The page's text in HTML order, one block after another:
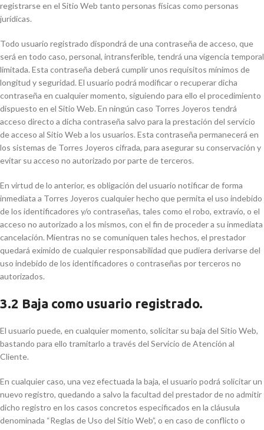
registrarse en el Sitio Web tanto personas físicas como personas
jurídicas.
Todo usuario registrado dispondrá de una contraseña de acceso, que
será en todo caso, personal, intransferible, tendrá una vigencia temporal
limitada. Esta contraseña deberá cumplir unos requisitos mínimos de
longitud y seguridad. El usuario podrá modificar o recuperar dicha
contraseña en cualquier momento, siguiendo para ello el procedimiento
dispuesto en el Sitio Web. En ningún caso Torres Joyeros tendrá
acceso directo a dicha contraseña salvo para la prestación del servicio
de acceso al Sitio Web a los usuarios. Esta contraseña permanecerá en
los sistemas de Torres Joyeros cifrada, para asegurar su conservación y
evitar su acceso no autorizado por parte de terceros.
En virtud de lo anterior, es obligación del usuario notificar de forma
inmediata a Torres Joyeros cualquier hecho que permita el uso indebido
de los identificadores y/o contraseñas, tales como el robo, extravío, o el
acceso no autorizado a los mismos, con el fin de proceder a su inmediata
cancelación. Mientras no se comuniquen tales hechos, el prestador
quedará eximido de cualquier responsabilidad que pudiera derivarse del
uso indebido de los identificadores o contraseñas por terceros no
autorizados.
3.2 Baja como usuario registrado.
El usuario puede, en cualquier momento, solicitar su baja del Sitio Web,
bastando para ello tramitarlo a través del Servicio de Atención al
Cliente.
En cualquier caso, una vez efectuada la baja, el usuario podrá solicitar un
nuevo registro, quedando a salvo la facultad del prestador de no admitir
dicho registro en los casos concretos especificados en la cláusula
denominada “Reglas de Uso del Sitio Web”, o en caso de conflicto o